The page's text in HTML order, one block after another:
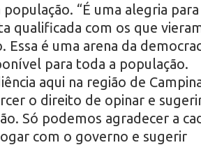
“É uma alegria
qualificada com os que
é uma arena da
para toda a população.
aqui na região de
o direito de opinar e
Só podemos agradecer a
com o governo e sugerir